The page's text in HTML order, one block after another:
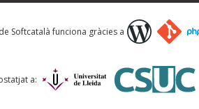
Softcatalà funciona gràcies a
a: